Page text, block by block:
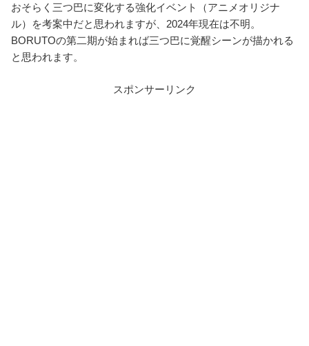
おそらく三つ巴に変化する強化イベント（アニメオリジナ
ル）を考案中だと思われますが、2024年現在は不明。
BORUTOの第二期が始まれば三つ巴に覚醒シーンが描かれる
と思われます。
スポンサーリンク